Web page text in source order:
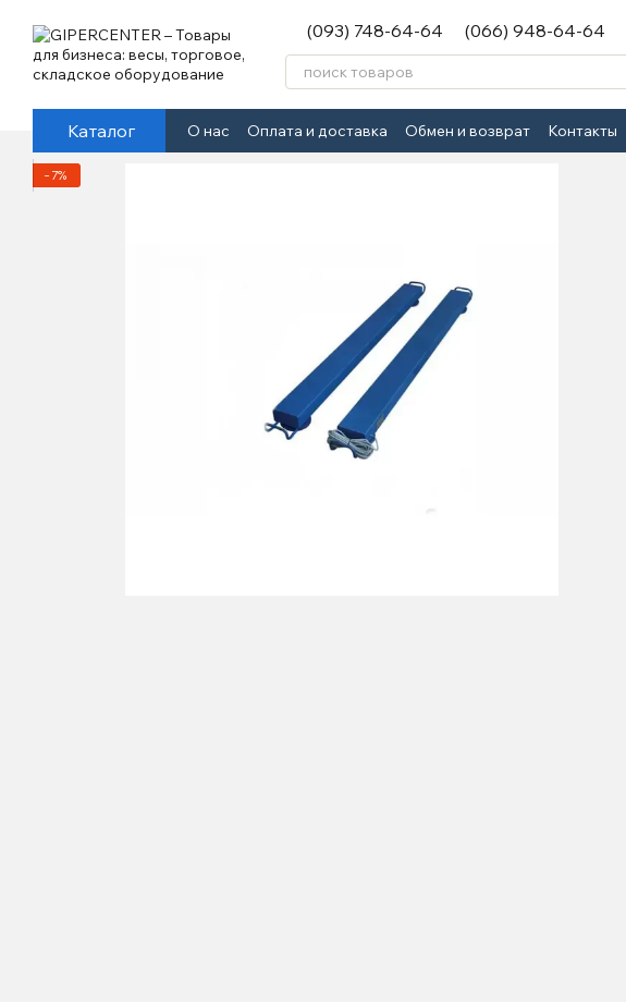
(093) 748-64-64 (066) 948-64-64
Каталог О нас Оплата и доставка Обмен и возврат Контакты
−7%